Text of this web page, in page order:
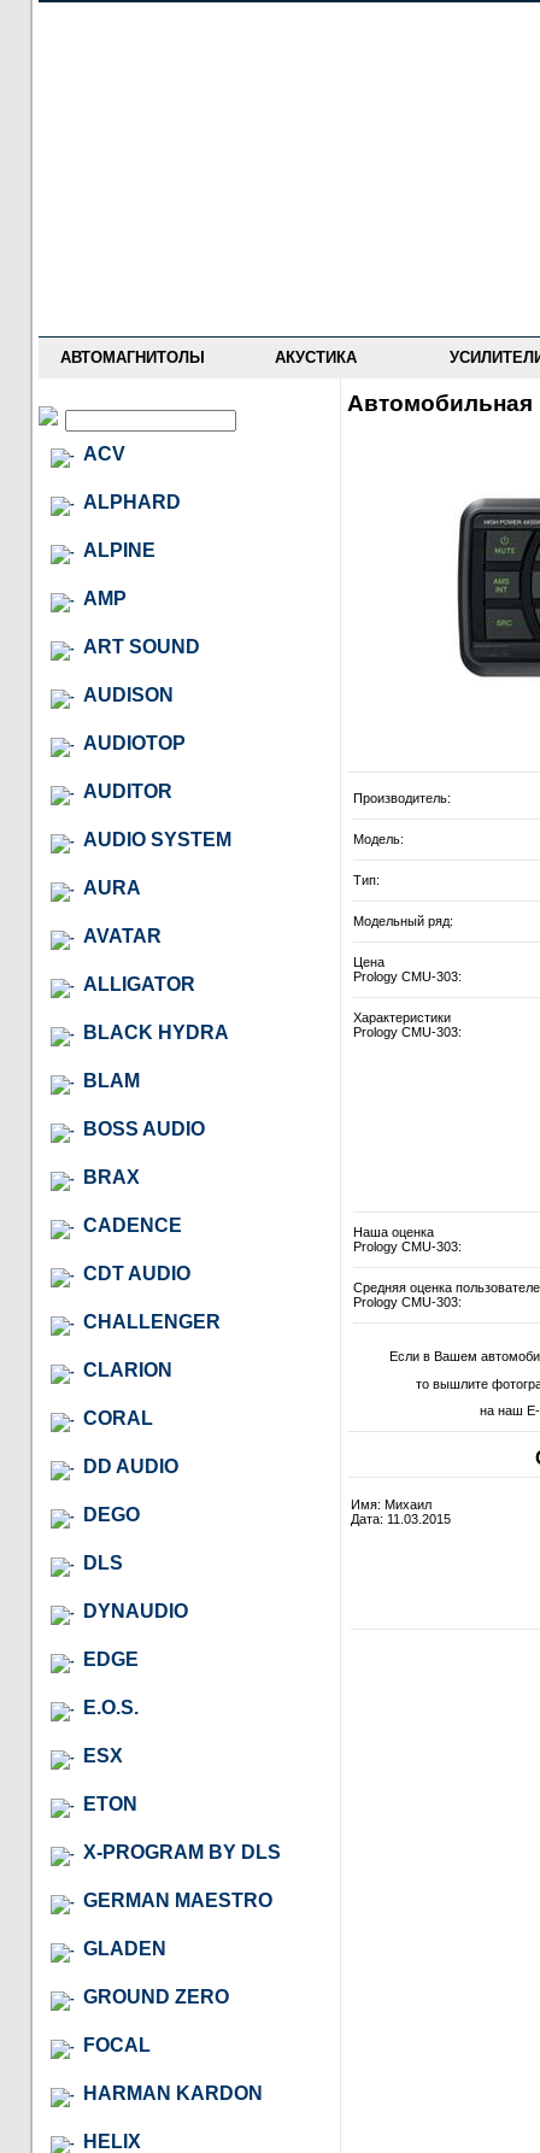
АВТОМАГНИТОЛЫ АКУСТИКА
ACV
ALPHARD
ALPINE
AMP
ART SOUND
AUDISON
AUDIOTOP
AUDITOR
AUDIO SYSTEM
AURA
AVATAR
ALLIGATOR
BLACK HYDRA
BLAM
BOSS AUDIO
BRAX
CADENCE
CDT AUDIO
CHALLENGER
CLARION
CORAL
DD AUDIO
DEGO
DLS
DYNAUDIO
EDGE
E.O.S.
ESX
ETON
X-PROGRAM BY DLS
GERMAN MAESTRO
GLADEN
GROUND ZERO
FOCAL
HARMAN KARDON
HELIX
Автомобильная
Производитель:
Модель:
Тип:
Модельный ряд:
Цена
Prology CMU-303:
Характеристики
Prology CMU-303:
Наша оценка
Prology CMU-303:
Средняя оценка
Prology CMU-303:
Если в Вашем
то вышлите
на наш
Имя: Михаил
Дата: 11.03.2015